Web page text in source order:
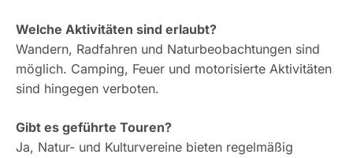
Welche Aktivitäten sind erlaubt?
Wandern, Radfahren und Naturbeobachtungen sind
möglich. Camping, Feuer und motorisierte Aktivitäten
sind hingegen verboten.
Gibt es geführte Touren?
Ja, Natur- und Kulturvereine bieten regelmäßig